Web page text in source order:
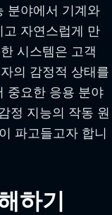
분야에서 기계와
고 자연스럽게 만
시스템은 고객
의 감정적 상태를
중요한 응용 분야
정 지능의 작동 원
파고들고자 합니
하기